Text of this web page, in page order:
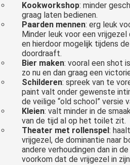
Kookworkshop: minder
graag laten bedienen.
Paarden mennen: erg leuk
Minder leuk voor een
en hierdoor mogelijk tijdens
doordraaft.
Bier maken: vooral een shot
zo nu en dan graag een
Schilderen: spreek van te
paint valt onder gewenste
de veilige “old school” versie
Kleien: valt minder in de
van de tijd al op het toilet zit.
Theater met rollenspel:
vrijgezel, de dominantie naar
andere verhoudingen dan in
voorkom dat de vrijgezel in